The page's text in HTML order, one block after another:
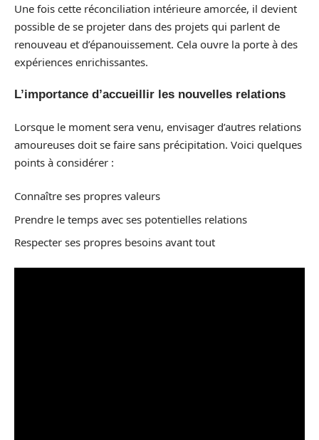
Une fois cette réconciliation intérieure amorcée, il devient
possible de se projeter dans des projets qui parlent de
renouveau et d’épanouissement. Cela ouvre la porte à des
expériences enrichissantes.
L’importance d’accueillir les nouvelles relations
Lorsque le moment sera venu, envisager d’autres relations
amoureuses doit se faire sans précipitation. Voici quelques
points à considérer :
Connaître ses propres valeurs
Prendre le temps avec ses potentielles relations
Respecter ses propres besoins avant tout